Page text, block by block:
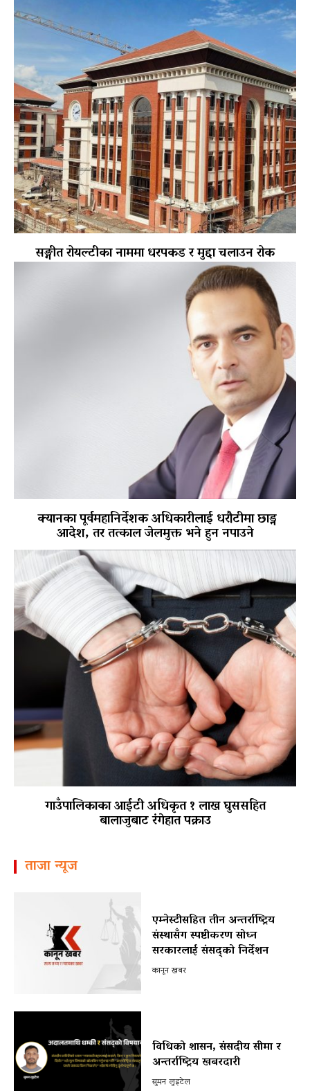
सङ्गीत रोयल्टीका नाममा धरपकड र मुद्दा चलाउन रोक
क्यानका पूर्वमहानिर्देशक अधिकारीलाई धरौटीमा छाड्न
आदेश, तर तत्काल जेलमुक्त भने हुन नपाउने
पोखरा विमानस्थल राजस्व घोटाला प्रकरण :
गाउँपालिकाका आईटी अधिकृत १ लाख घुससहित
बालाजुबाट रंगेहात पक्राउ
ताजा न्यूज
एम्नेस्टीसहित तीन अन्तर्राष्ट्रिय
संस्थासँग स्पष्टीकरण सोध्न
सरकारलाई संसद्को निर्देशन
कानून खबर
विधिको शासन, संसदीय सीमा र
अन्तर्राष्ट्रिय खबरदारी
सुमन लुइटेल